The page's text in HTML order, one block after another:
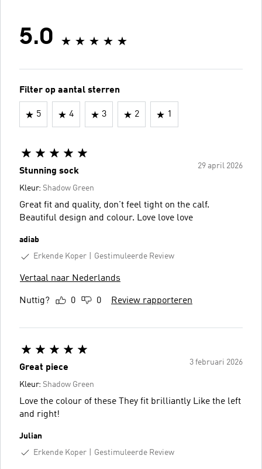
5.0
Filter op aantal sterren
5 4 3 2 1
29 april 2026
Stunning sock
Kleur: Shadow Green
Great fit and quality, don't feel tight on the calf.
Beautiful design and colour. Love love love
adiab
Erkende Koper
Gestimuleerde Review
Vertaal naar Nederlands
Nuttig? 0 0 Review rapporteren
3 februari 2026
Great piece
Kleur: Shadow Green
Love the colour of these They fit brilliantly Like the left
and right!
Julian
Erkende Koper
Gestimuleerde Review